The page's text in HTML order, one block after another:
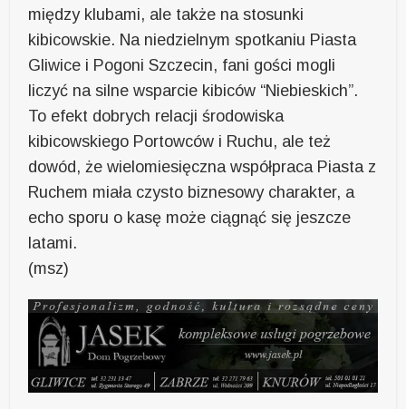
między klubami, ale także na stosunki
kibicowskie. Na niedzielnym spotkaniu Piasta
Gliwice i Pogoni Szczecin, fani gości mogli
liczyć na silne wsparcie kibiców “Niebieskich”.
To efekt dobrych relacji środowiska
kibicowskiego Portowców i Ruchu, ale też
dowód, że wielomiesięczna współpraca Piasta z
Ruchem miała czysto biznesowy charakter, a
echo sporu o kasę może ciągnąć się jeszcze
latami.
(msz)